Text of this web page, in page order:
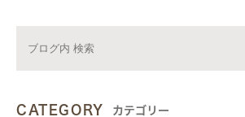
CATEGORY カテゴリー